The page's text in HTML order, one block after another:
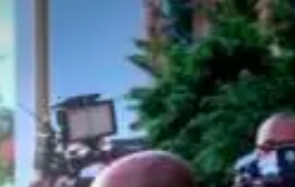
VESPERTINO